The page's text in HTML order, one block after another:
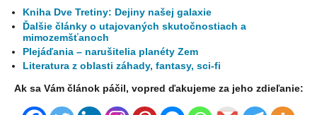
Kniha Dve Tretiny: Dejiny našej galaxie
Ďalšie články o utajovaných skutočnostiach a
mimozemšťanoch
Plejáďania – narušitelia planéty Zem
Literatura z oblasti záhady, fantasy, sci-fi
Ak sa Vám článok páčil, vopred ďakujeme za jeho zdieľanie: